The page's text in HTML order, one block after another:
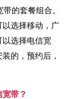
的套餐组合。
以选择移动，广
以选择电信宽
的，预约后，
带？